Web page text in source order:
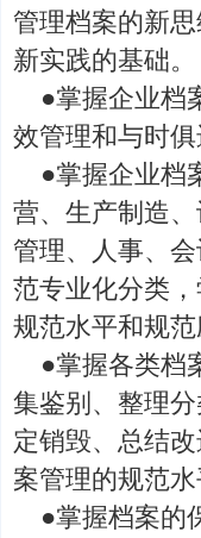
管理档案的新
新实践的基础。
●掌握企业档
效管理和与时俱
●掌握企业档
营、生产制造
管理、人事、
范专业化分类
规范水平和规范
●掌握各类档
集鉴别、整理
定销毁、总结
案管理的规范
●掌握档案的